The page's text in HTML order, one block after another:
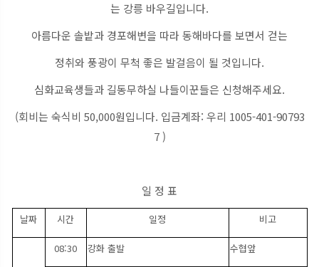
는 강릉 바우길입니다.
아름다운 솔밭과 경포해변을 따라 동해바다를 보면서 걷는
정취와 풍광이 무척 좋은 발걸음이 될 것입니다.
심화교육생들과 길동무하실 나들이꾼들은 신청해주세요.
(회비는 숙식비 50,000원입니다. 입금계좌: 우리 1005-401-90793
7 )
일 정 표
날짜 시간 일정 비고
08:30 강화 출발 수협앞